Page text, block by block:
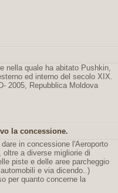
nella quale ha abitato Pushkin,
ed interno del secolo XIX.
2005, Repubblica Moldova
la concessione.
in concessione l'Aeroporto
oltre a diverse migliorie di
piste e delle aree parcheggio
e via dicendo..)
per quanto concerne la